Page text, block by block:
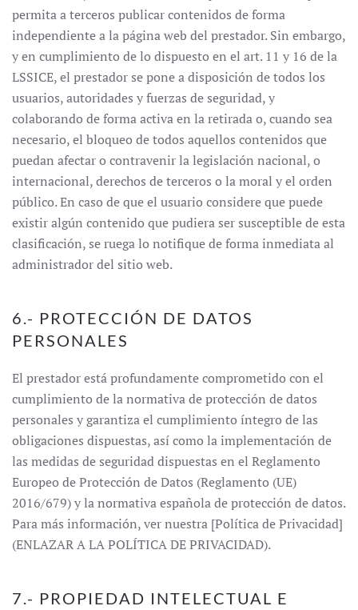
permita a terceros publicar contenidos de forma
independiente a la página web del prestador. Sin embargo,
y en cumplimiento de lo dispuesto en el art. 11 y 16 de la
LSSICE, el prestador se pone a disposición de todos los
usuarios, autoridades y fuerzas de seguridad, y
colaborando de forma activa en la retirada o, cuando sea
necesario, el bloqueo de todos aquellos contenidos que
puedan afectar o contravenir la legislación nacional, o
internacional, derechos de terceros o la moral y el orden
público. En caso de que el usuario considere que puede
existir algún contenido que pudiera ser susceptible de esta
clasificación, se ruega lo notifique de forma inmediata al
administrador del sitio web.
6.- PROTECCIÓN DE DATOS
PERSONALES
El prestador está profundamente comprometido con el
cumplimiento de la normativa de protección de datos
personales y garantiza el cumplimiento íntegro de las
obligaciones dispuestas, así como la implementación de
las medidas de seguridad dispuestas en el Reglamento
Europeo de Protección de Datos (Reglamento (UE)
2016/679) y la normativa española de protección de datos.
Para más información, ver nuestra [Política de Privacidad]
(ENLAZAR A LA POLÍTICA DE PRIVACIDAD).
7.- PROPIEDAD INTELECTUAL E